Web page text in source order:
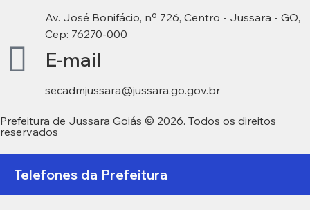
Av. José Bonifácio, nº 726, Centro - Jussara - GO,
Cep: 76270-000
E-mail
secadmjussara@jussara.go.gov.br
Prefeitura de Jussara Goiás © 2026. Todos os direitos
reservados
Telefones da Prefeitura